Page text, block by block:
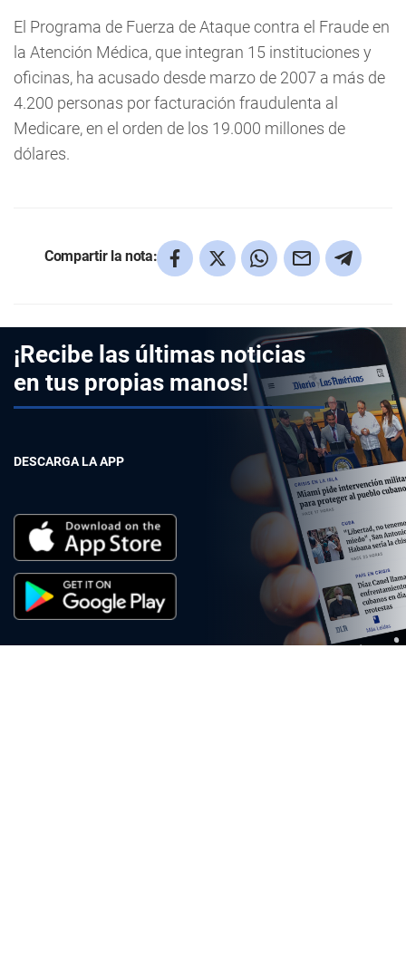
El Programa de Fuerza de Ataque contra el Fraude en
la Atención Médica, que integran 15 instituciones y
oficinas, ha acusado desde marzo de 2007 a más de
4.200 personas por facturación fraudulenta al
Medicare, en el orden de los 19.000 millones de
dólares.
Compartir la nota:
¡Recibe las últimas noticias
en tus propias manos!
DESCARGA LA APP